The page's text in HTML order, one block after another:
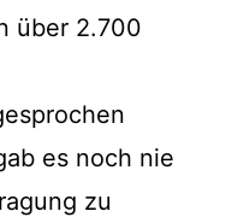
über 2.700
es noch nie
zu